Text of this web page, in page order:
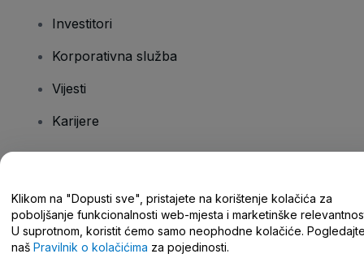
Investitori
Korporativna služba
Vijesti
Karijere
Centar za pomoć/kontaktirajte nas
Klikom na "Dopusti sve", pristajete na korištenje kolačića za
poboljšanje funkcionalnosti web-mjesta i marketinške
U suprotnom, koristit ćemo samo neophodne kolačiće.
naš Pravilnik o kolačićima za pojedinosti.